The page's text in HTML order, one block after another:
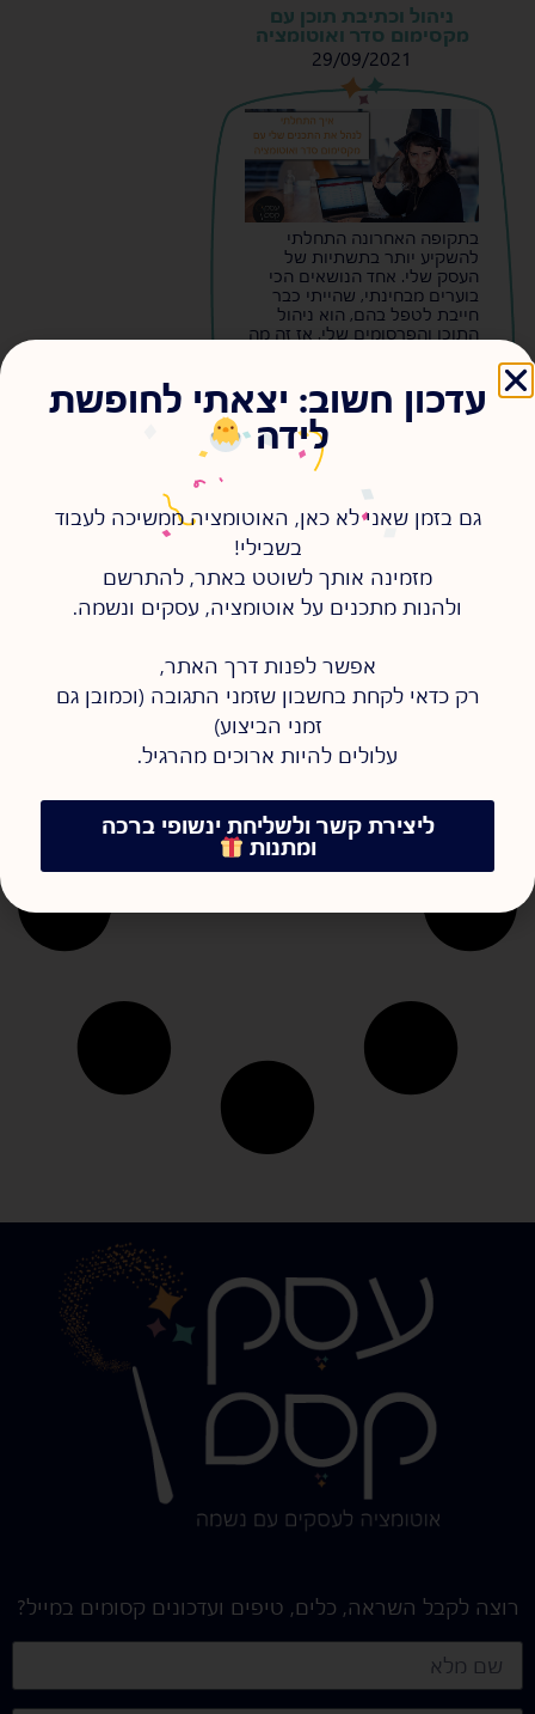
ניהול וכתיבת תוכן עם
מקסימום סדר ואוטומציה
29/09/2021
s
בתקופה האחרונה התחלתי
להשקיע יותר בתשתיות של
העסק שלי. אחד הנושאים הכי
בוערים מבחינתי, שהייתי כבר
חייבת לטפל בהם, הוא ניהול
התוכן והפרסומים שלי. אז זה מה
רוצה לקבל השראה, כלים, טיפים ועדכונים קסומים במייל?
עדכון חשוב: יצאתי לחופשת
לידה
גם בזמן שאני לא כאן, האוטומציה ממשיכה לעבוד
בשבילי!
מזמינה אותך לשוטט באתר, להתרשם
ולהנות מתכנים על אוטומציה, עסקים ונשמה.
אפשר לפנות דרך האתר,
רק כדאי לקחת בחשבון שזמני התגובה (וכמובן גם
זמני הביצוע)
עלולים להיות ארוכים מהרגיל.
ליצירת קשר ולשליחת ינשופי ברכה
ומתנות